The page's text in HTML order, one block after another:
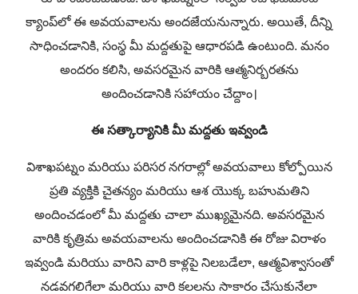
క్యాంప్‌లో ఈ అవయవాలను అందజేయనున్నారు. అయితే, దీన్ని
సాధించడానికి, సంస్థ మీ మద్దతుపై ఆధారపడి ఉంటుంది. మనం
అందరం కలిసి, అవసరమైన వారికి ఆత్మనిర్బరతను
అందించడానికి సహాయం చేద్దాం।
ఈ సత్కార్యానికి మీ మద్దతు ఇవ్వండి
విశాఖపట్నం మరియు పరిసర నగరాల్లో అవయవాలు కోల్పోయిన
ప్రతి వ్యక్తికి చైతన్యం మరియు ఆశ యొక్క బహుమతిని
అందించడంలో మీ మద్దతు చాలా ముఖ్యమైనది. అవసరమైన
వారికి కృత్రిమ అవయవాలను అందించడానికి ఈ రోజు విరాళం
ఇవ్వండి మరియు వారిని వారి కాళ్లపై నిలబడేలా, ఆత్మవిశ్వాసంతో
నడవగలిగేలా మరియు వారి కలలను సాకారం చేసుకునేలా